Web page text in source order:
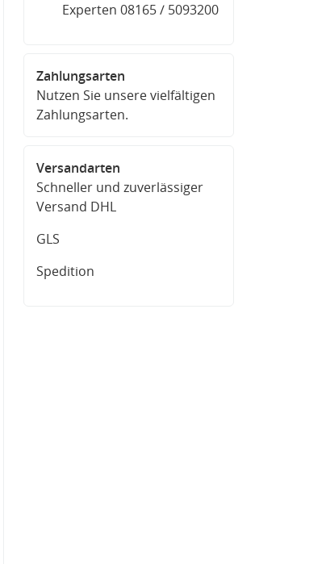
Experten 08165 / 5093200
Zahlungsarten
Nutzen Sie unsere vielfältigen
Zahlungsarten.
Versandarten
Schneller und zuverlässiger
Versand DHL
GLS
Spedition